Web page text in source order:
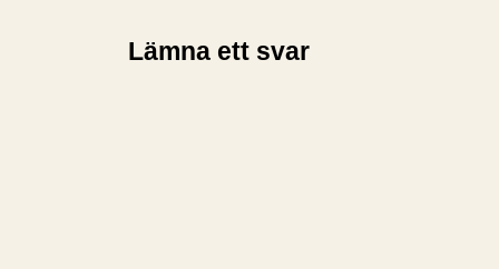
Lämna ett svar